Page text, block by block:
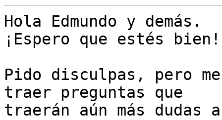
Hola Edmundo y demás.
¡Espero que estés bien!
Pido disculpas, pero
traer preguntas que
traerán aún más dudas